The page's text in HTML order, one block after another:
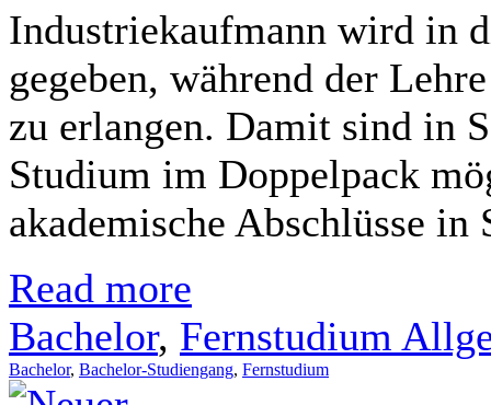
Industriekaufmann wird in
gegeben, während der
zu erlangen. Damit sind in
Studium im Doppelpack
akademische Abschlüsse in
Read more
Bachelor, Fernstudium
Bachelor, Bachelor-Studiengang, Fernstudium